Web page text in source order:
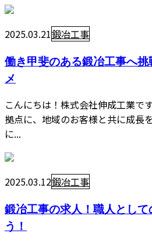
2025.03.21鍛冶工事
働き甲斐のある鍛冶工事へ
メ
こんにちは！株式会社伸成工業で
拠点に、地域のお客様と共に成長
に...
2025.03.12鍛冶工事
鍛冶工事の求人！職人とし
う！